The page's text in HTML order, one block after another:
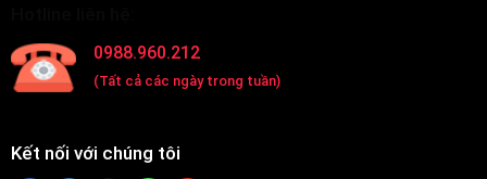
0988.960.212
(Tất cả các ngày trong tuần)
Kết nối với chúng tôi